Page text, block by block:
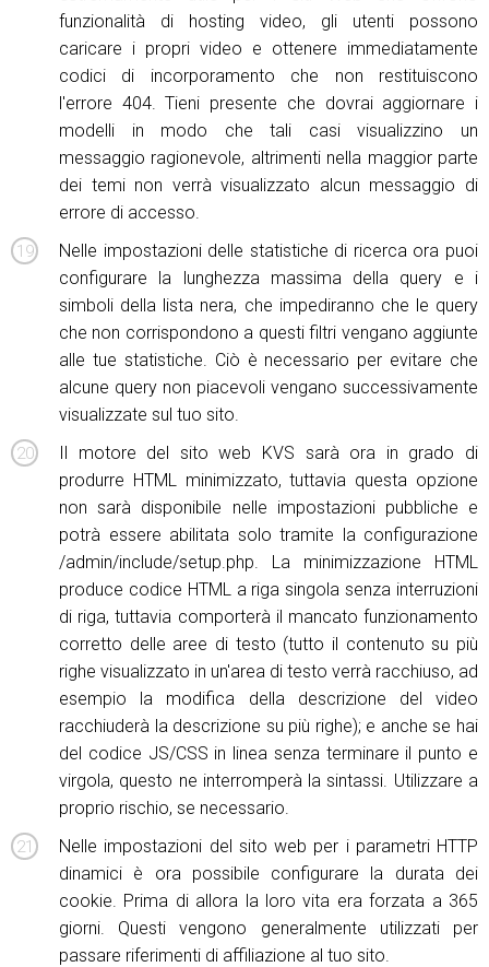
funzionalità di hosting video, gli utenti possono
caricare i propri video e ottenere immediatamente
codici di incorporamento che non restituiscono
l'errore 404. Tieni presente che dovrai aggiornare i
modelli in modo che tali casi visualizzino un
messaggio ragionevole, altrimenti nella maggior parte
dei temi non verrà visualizzato alcun messaggio di
errore di accesso.
Nelle impostazioni delle statistiche di ricerca ora puoi
configurare la lunghezza massima della query e i
simboli della lista nera, che impediranno che le query
che non corrispondono a questi filtri vengano aggiunte
alle tue statistiche. Ciò è necessario per evitare che
alcune query non piacevoli vengano successivamente
visualizzate sul tuo sito.
Il motore del sito web KVS sarà ora in grado di
produrre HTML minimizzato, tuttavia questa opzione
non sarà disponibile nelle impostazioni pubbliche e
potrà essere abilitata solo tramite la configurazione
/admin/include/setup.php. La minimizzazione HTML
produce codice HTML a riga singola senza interruzioni
di riga, tuttavia comporterà il mancato funzionamento
corretto delle aree di testo (tutto il contenuto su più
righe visualizzato in un'area di testo verrà racchiuso, ad
esempio la modifica della descrizione del video
racchiuderà la descrizione su più righe); e anche se hai
del codice JS/CSS in linea senza terminare il punto e
virgola, questo ne interromperà la sintassi. Utilizzare a
proprio rischio, se necessario.
Nelle impostazioni del sito web per i parametri HTTP
dinamici è ora possibile configurare la durata dei
cookie. Prima di allora la loro vita era forzata a 365
giorni. Questi vengono generalmente utilizzati per
passare riferimenti di affiliazione al tuo sito.